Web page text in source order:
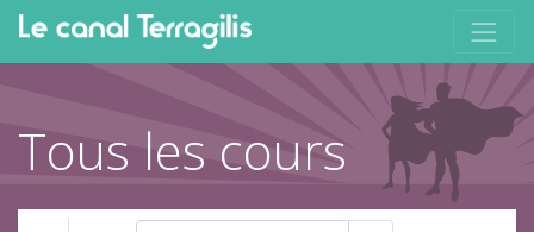
Tous les cours